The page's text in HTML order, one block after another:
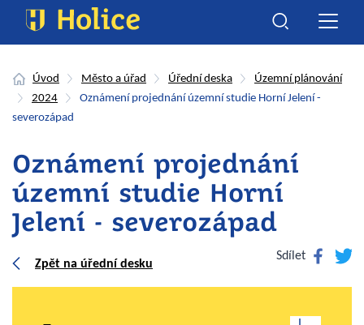
Úvod Město a úřad Úřední deska
Územní plánování
2024
Oznámení projednání územní studie Horní Jelení -
severozápad
Oznámení projednání
územní studie Horní
Jelení - severozápad
Zpět na úřední desku
Sdílet Facebook